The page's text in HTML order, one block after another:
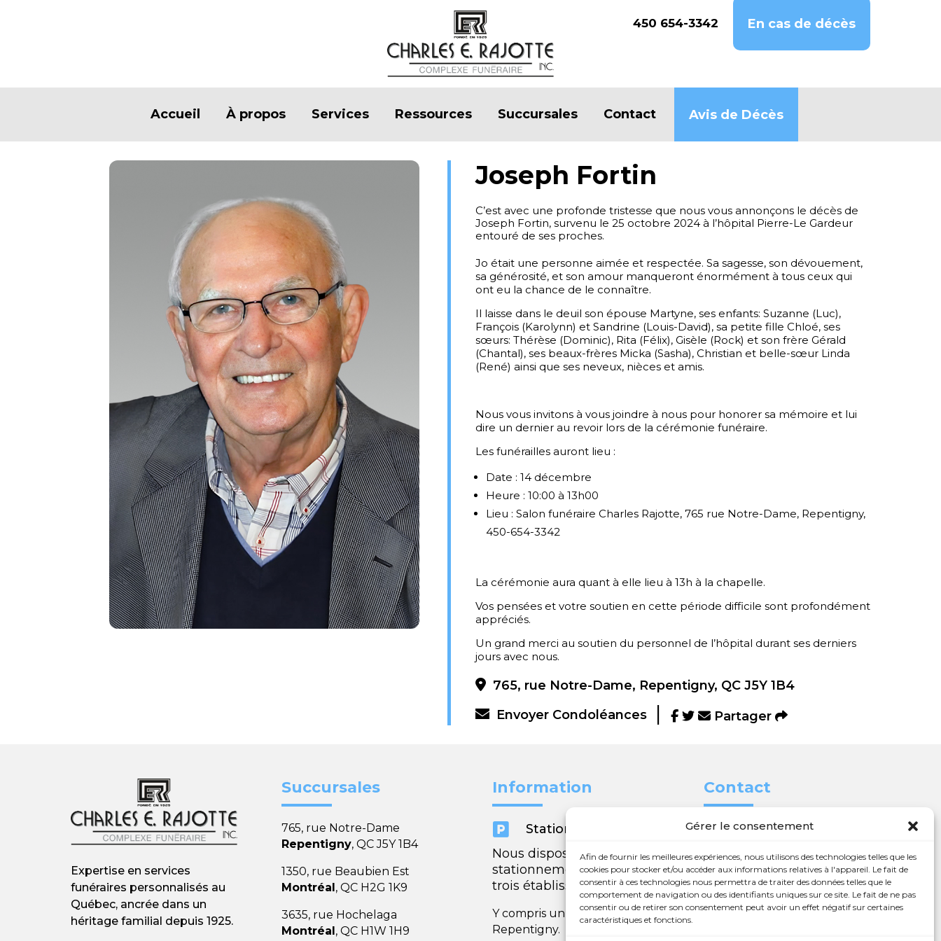
Gérer le consentement
Afin de fournir les meilleures expériences, nous utilisons des technologies telles que les
cookies pour stocker et/ou accéder aux informations relatives à l'appareil. Le fait de
consentir à ces technologies nous permettra de traiter des données telles que le
comportement de navigation ou des identifiants uniques sur ce site. Le fait de ne pas
consentir ou de retirer son consentement peut avoir un effet négatif sur certaines
caractéristiques et fonctions.
450 654-3342 En cas de décès
Accueil À propos Services Ressources Succursales Contact Avis de Décès
Joseph Fortin
C’est avec une profonde tristesse que nous vous annonçons le décès de
Joseph Fortin, survenu le 25 octobre 2024 à l’hôpital Pierre-Le Gardeur
entouré de ses proches.
Jo était une personne aimée et respectée. Sa sagesse, son dévouement,
sa générosité, et son amour manqueront énormément à tous ceux qui
ont eu la chance de le connaître.
Il laisse dans le deuil son épouse Martyne, ses enfants: Suzanne (Luc),
François (Karolynn) et Sandrine (Louis-David), sa petite fille Chloé, ses
sœurs: Thérèse (Dominic), Rita (Félix), Gisèle (Rock) et son frère Gérald
(Chantal), ses beaux-frères Micka (Sasha), Christian et belle-sœur Linda
(René) ainsi que ses neveux, nièces et amis.
Nous vous invitons à vous joindre à nous pour honorer sa mémoire et lui
dire un dernier au revoir lors de la cérémonie funéraire.
Les funérailles auront lieu :
Date : 14 décembre
Heure : 10:00 à 13h00
Lieu : Salon funéraire Charles Rajotte, 765 rue Notre-Dame, Repentigny,
450-654-3342
La cérémonie aura quant à elle lieu à 13h à la chapelle.
Vos pensées et votre soutien en cette période difficile sont profondément
appréciés.
Un grand merci au soutien du personnel de l’hôpital durant ses derniers
jours avec nous.
765, rue Notre-Dame, Repentigny, QC J5Y 1B4
Envoyer Condoléances
Partager
Expertise en services
funéraires personnalisés au
Québec, ancrée dans un
héritage familial depuis 1925.
Succursales
765, rue Notre-Dame
Repentigny, QC J5Y 1B4
1350, rue Beaubien Est
Montréal, QC H2G 1K9
3635, rue Hochelaga
Montréal, QC H1W 1H9
Information

Stationnement
Nous disposons de
stationnements dans nos
trois établissements.
Y compris un très spacieux à
Repentigny.
Contact
 450 654-3342
 info@charlesrajotte.com

Siège social à
Repentigny